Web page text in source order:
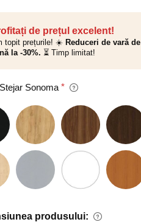
de prețul excelent!
topit prețurile! ☀️ Reduceri de vară de
la -30%. ⏳ Timp limitat!
Stejar Sonoma
produsului: